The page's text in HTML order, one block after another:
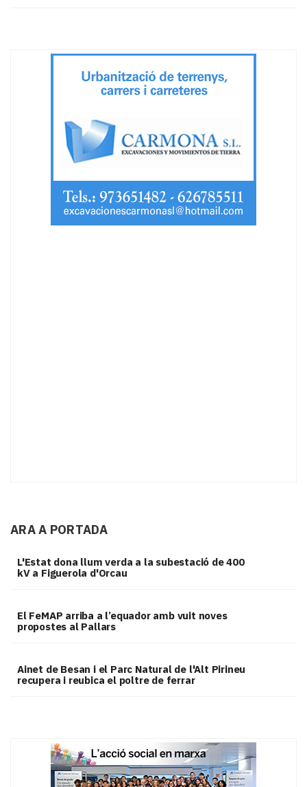
ARA A PORTADA
L'Estat dona llum verda a la subestació de 400
kV a Figuerola d'Orcau
El FeMAP arriba a l’equador amb vuit noves
propostes al Pallars
Ainet de Besan i el Parc Natural de l'Alt Pirineu
recupera i reubica el poltre de ferrar